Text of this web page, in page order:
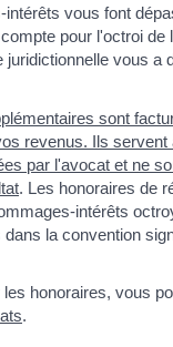
vous font
pour l'octroi de
juridictionnelle vous a
sont
revenus. Ils servent
par l'avocat et ne
. Les honoraires de
intérêts
la convention
honoraires, vous
.